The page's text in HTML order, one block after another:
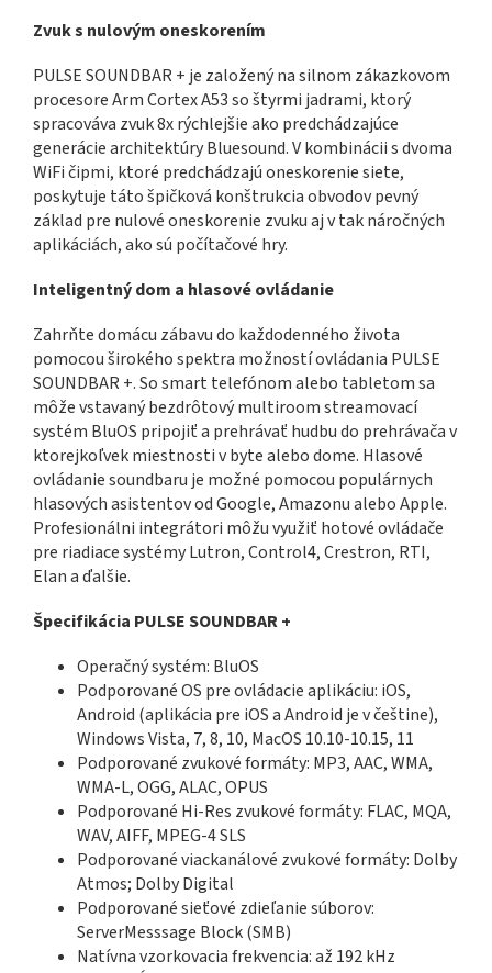
Zvuk s nulovým oneskorením
PULSE SOUNDBAR + je založený na silnom zákazkovom
procesore Arm Cortex A53 so štyrmi jadrami, ktorý
spracováva zvuk 8x rýchlejšie ako predchádzajúce
generácie architektúry Bluesound. V kombinácii s dvoma
WiFi čipmi, ktoré predchádzajú oneskorenie siete,
poskytuje táto špičková konštrukcia obvodov pevný
základ pre nulové oneskorenie zvuku aj v tak náročných
aplikáciách, ako sú počítačové hry.
Inteligentný dom a hlasové ovládanie
Zahrňte domácu zábavu do každodenného života
pomocou širokého spektra možností ovládania PULSE
SOUNDBAR +. So smart telefónom alebo tabletom sa
môže vstavaný bezdrôtový multiroom streamovací
systém BluOS pripojiť a prehrávať hudbu do prehrávača v
ktorejkoľvek miestnosti v byte alebo dome. Hlasové
ovládanie soundbaru je možné pomocou populárnych
hlasových asistentov od Google, Amazonu alebo Apple.
Profesionálni integrátori môžu využiť hotové ovládače
pre riadiace systémy Lutron, Control4, Crestron, RTI,
Elan a ďalšie.
Špecifikácia PULSE SOUNDBAR +
Operačný systém: BluOS
Podporované OS pre ovládacie aplikáciu: iOS,
Android (aplikácia pre iOS a Android je v češtine),
Windows Vista, 7, 8, 10, MacOS 10.10-10.15, 11
Podporované zvukové formáty: MP3, AAC, WMA,
WMA-L, OGG, ALAC, OPUS
Podporované Hi-Res zvukové formáty: FLAC, MQA,
WAV, AIFF, MPEG-4 SLS
Podporované viackanálové zvukové formáty: Dolby
Atmos; Dolby Digital
Podporované sieťové zdieľanie súborov:
ServerMesssage Block (SMB)
Natívna vzorkovacia frekvencia: až 192 kHz